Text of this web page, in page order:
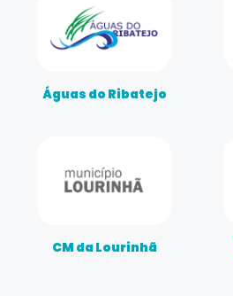
Águas do Ribatejo
CM da Lourinhã